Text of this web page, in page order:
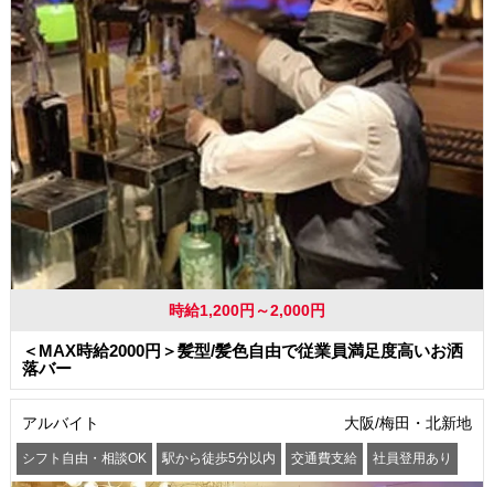
時給1,200円～2,000円
＜MAX時給2000円＞髪型/髪色自由で従業員満足度高いお洒
落バー
アルバイト 大阪/梅田・北新地
シフト自由・相談OK 駅から徒歩5分以内 交通費支給 社員登用あり